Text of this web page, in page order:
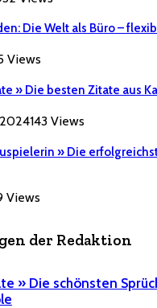
Die Welt als Büro –
Views
» Die besten Zitate aus
143 Views
» Die
Views
der Redaktion
» Die schönsten